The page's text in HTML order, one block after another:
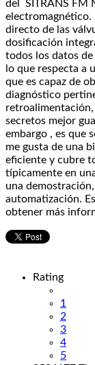
del SITRANS FM
electromagnético.
directo de las
dosificación
todos los datos
lo que respecta a
que es capaz de
diagnóstico
retroalimentación,
secretos mejor
embargo , es que
me gusta de una
eficiente y cubre
típicamente en
una
automatización.
obtener más
Rating
1
2
3
4
5